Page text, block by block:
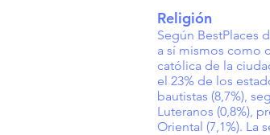
Religión
Según BestPlaces
a sí mismos como
católica de la
el 23% de los
bautistas (8,7%),
Luteranos (0,8%),
Oriental (7,1%). La